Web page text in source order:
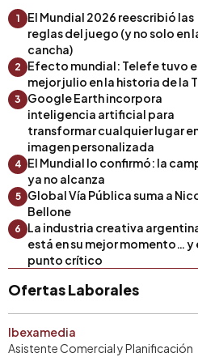
1
El Mundial 2026 reescribió las
reglas del juego (y no solo en
cancha)
2
Efecto mundial: Telefe tuvo
mejor julio en la historia de la
3
Google Earth incorpora
inteligencia artificial para
transformar cualquier lugar
imagen personalizada
4 El Mundial lo confirmó: la
ya no alcanza
5
Global Vía Pública suma a
Bellone
6
La industria creativa
está en su mejor momento… y
punto crítico
Ofertas Laborales
Ibexamedia
Asistente Comercial y Planificación